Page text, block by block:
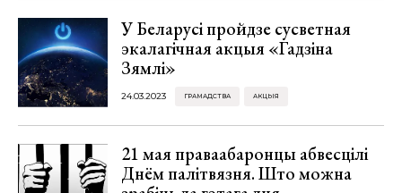
У Беларусі пройдзе сусветная
экалагічная акцыя «Гадзіна
Зямлі»
24.03.2023 ГРАМАДСТВА АКЦЫЯ
21 мая праваабаронцы абвесцілі
Днём палітвязня. Што можна